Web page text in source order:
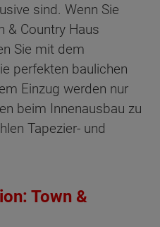
sind. Wenn Sie
& Country Haus
Sie mit dem
perfekten baulichen
Einzug werden nur
beim Innenausbau zu
Tapezier- und
Town &